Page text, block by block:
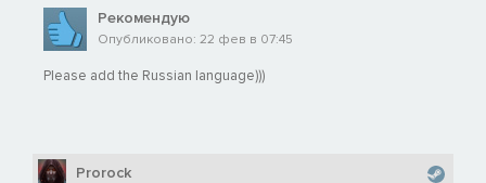
Рекомендую
Опубликовано: 22 фев в 07:45
Please add the Russian language)))
Prorock